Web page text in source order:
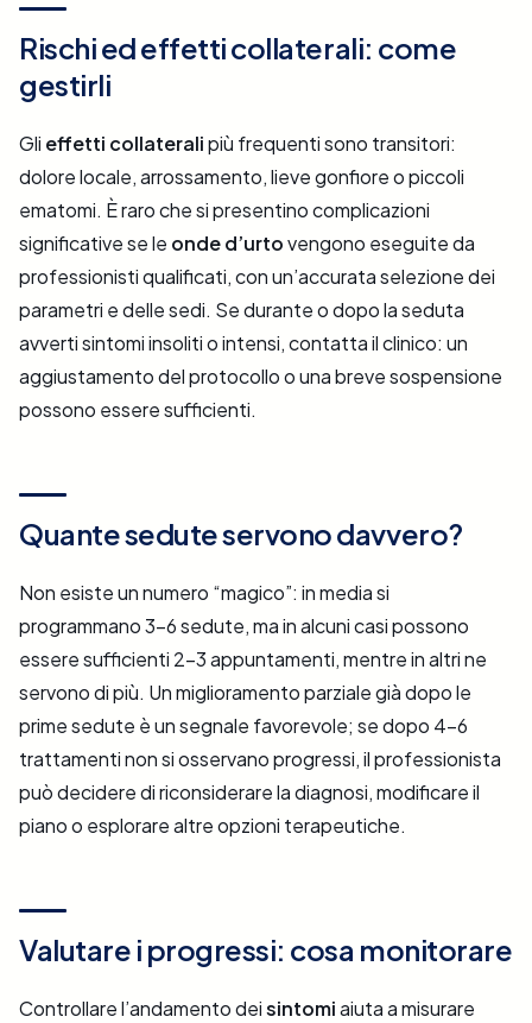
Rischi ed effetti collaterali: come
gestirli
Gli effetti collateralipiù frequenti sono transitori:
dolore locale, arrossamento, lieve gonfiore o piccoli
ematomi. È raro che si presentino complicazioni
significative se le onde d’urtovengono eseguite da
professionisti qualificati, con un’accurata selezione dei
parametri e delle sedi. Se durante o dopo la seduta
avverti sintomi insoliti o intensi, contatta il clinico: un
aggiustamento del protocollo o una breve sospensione
possono essere sufficienti.
Quante sedute servono davvero?
Non esiste un numero “magico”: in media si
programmano 3–6 sedute, ma in alcuni casi possono
essere sufficienti 2–3 appuntamenti, mentre in altri ne
servono di più. Un miglioramento parziale già dopo le
prime sedute è un segnale favorevole; se dopo 4–6
trattamenti non si osservano progressi, il professionista
può decidere di riconsiderare la diagnosi, modificare il
piano o esplorare altre opzioni terapeutiche.
Valutare i progressi: cosa monitorare
Controllare l’andamento deisintomiaiuta a misurare